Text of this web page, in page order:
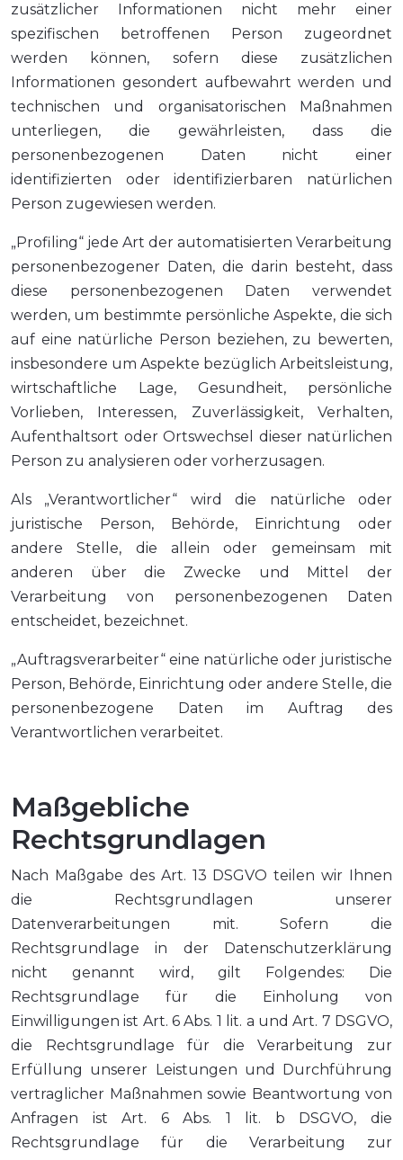
zusätzlicher Informationen nicht mehr einer
spezifischen betroffenen Person zugeordnet
werden können, sofern diese zusätzlichen
Informationen gesondert aufbewahrt werden und
technischen und organisatorischen Maßnahmen
unterliegen, die gewährleisten, dass die
personenbezogenen Daten nicht einer
identifizierten oder identifizierbaren natürlichen
Person zugewiesen werden.
„Profiling“ jede Art der automatisierten Verarbeitung
personenbezogener Daten, die darin besteht, dass
diese personenbezogenen Daten verwendet
werden, um bestimmte persönliche Aspekte, die sich
auf eine natürliche Person beziehen, zu bewerten,
insbesondere um Aspekte bezüglich Arbeitsleistung,
wirtschaftliche Lage, Gesundheit, persönliche
Vorlieben, Interessen, Zuverlässigkeit, Verhalten,
Aufenthaltsort oder Ortswechsel dieser natürlichen
Person zu analysieren oder vorherzusagen.
Als „Verantwortlicher“ wird die natürliche oder
juristische Person, Behörde, Einrichtung oder
andere Stelle, die allein oder gemeinsam mit
anderen über die Zwecke und Mittel der
Verarbeitung von personenbezogenen Daten
entscheidet, bezeichnet.
„Auftragsverarbeiter“ eine natürliche oder juristische
Person, Behörde, Einrichtung oder andere Stelle, die
personenbezogene Daten im Auftrag des
Verantwortlichen verarbeitet.
Maßgebliche
Rechtsgrundlagen
Nach Maßgabe des Art. 13 DSGVO teilen wir Ihnen
die Rechtsgrundlagen unserer
Datenverarbeitungen mit. Sofern die
Rechtsgrundlage in der Datenschutzerklärung
nicht genannt wird, gilt Folgendes: Die
Rechtsgrundlage für die Einholung von
Einwilligungen ist Art. 6 Abs. 1 lit. a und Art. 7 DSGVO,
die Rechtsgrundlage für die Verarbeitung zur
Erfüllung unserer Leistungen und Durchführung
vertraglicher Maßnahmen sowie Beantwortung von
Anfragen ist Art. 6 Abs. 1 lit. b DSGVO, die
Rechtsgrundlage für die Verarbeitung zur